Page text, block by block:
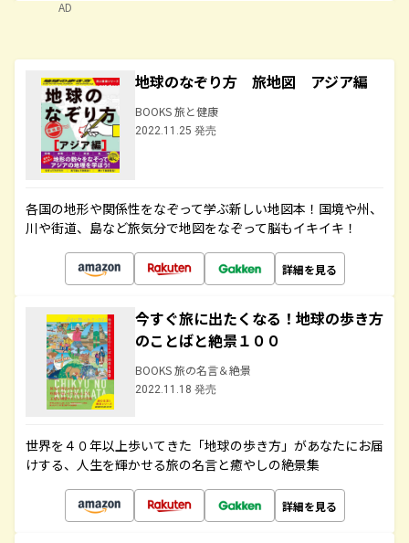
AD
地球のなぞり方 旅地図 アジア編
BOOKS 旅と健康
2022.11.25 発売
各国の地形や関係性をなぞって学ぶ新しい地図本！国境や州、
川や街道、島など旅気分で地図をなぞって脳もイキイキ！
詳細を見る
今すぐ旅に出たくなる！地球の歩き方
のことばと絶景１００
BOOKS 旅の名言＆絶景
2022.11.18 発売
世界を４０年以上歩いてきた「地球の歩き方」があなたにお届
けする、人生を輝かせる旅の名言と癒やしの絶景集
詳細を見る